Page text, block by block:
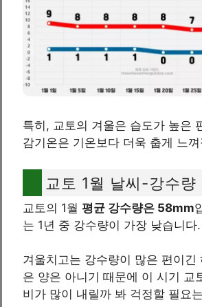
특히, 교토의 겨울은 습도가 높은
감기온은 기온보다 더욱 춥게 느
교토 1월 날씨-강수량
교토의 1월 평균 강수량은 58mm
는 1년 중 강수량이 가장 낮습니다.
겨울치고는 강수량이 많은 편이긴
은 양은 아니기 때문에 이 시기 교
비가 많이 내릴까 봐 걱정할 필요